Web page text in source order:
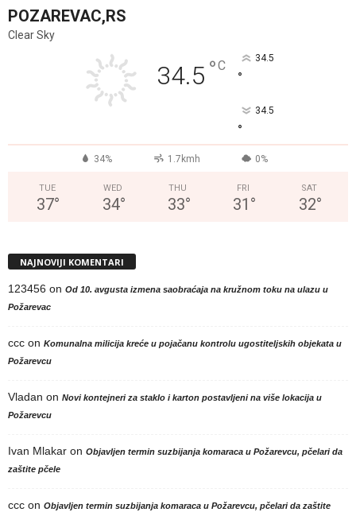
POZAREVAC,RS
Clear Sky
34.5 °C 34.5
°
34.5
°
34% 1.7kmh 0%
TUE
37°
WED
34°
THU
33°
FRI
31 °
SAT
32°
NAJNOVIJI KOMENTARI
123456 on Od 10. avgusta izmena saobraćaja na kružnom toku na ulazu u
Požarevac
ccc on Komunalna milicija kreće u pojačanu kontrolu ugostiteljskih objekata u
Požarevcu
Vladan on Novi kontejneri za staklo i karton postavljeni na više lokacija u
Požarevcu
Ivan Mlakar on Objavljen termin suzbijanja komaraca u Požarevcu, pčelari da
zaštite pčele
ccc on Objavljen termin suzbijanja komaraca u Požarevcu, pčelari da zaštite